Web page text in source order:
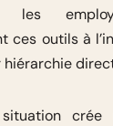
les
ces outils à
hiérarchie
crée